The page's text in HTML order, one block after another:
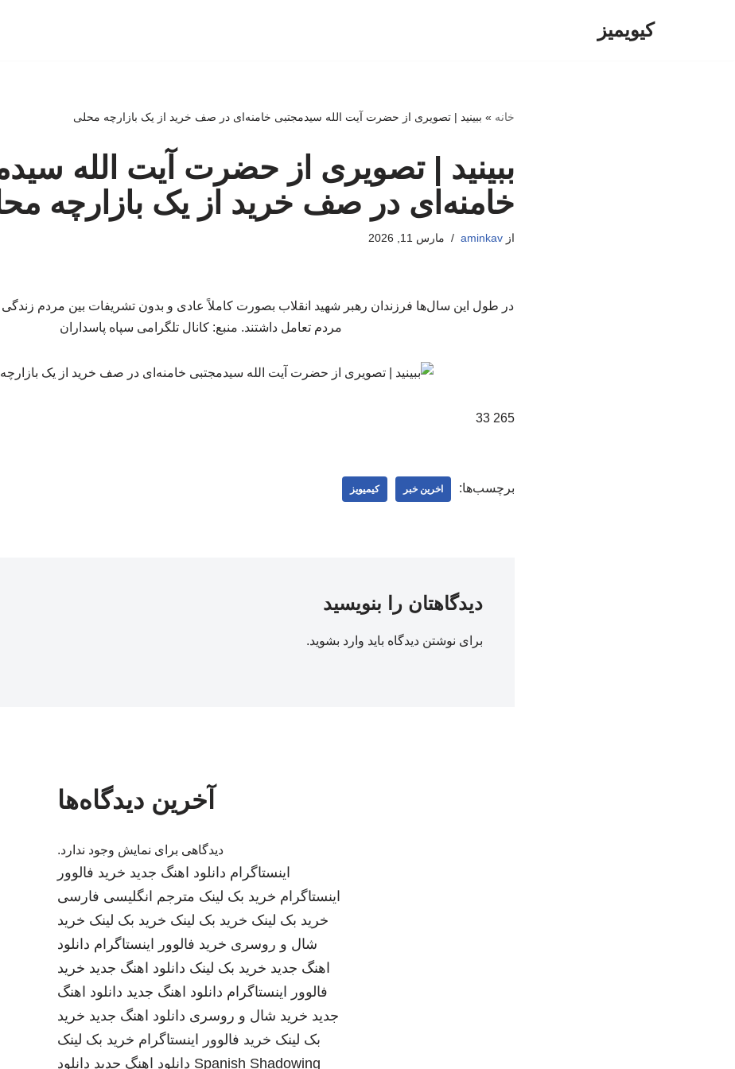
کیویمیز
خانه » ​​ببینید | تصویری از حضرت آیت الله سیدمجتبی خامنه‌ای در صف خرید از یک بازارچه محلی
​​ببینید | تصویری از حضرت آیت الله
خامنه‌ای در صف خرید از یک بازارچه
ازaminkav مارس 11, 2026
در طول این سال‌ها فرزندان رهبر شهید انقلاب بصورت کاملاً عادی و بدون تشریفات بین مردم
مردم تعامل داشتند. منبع: کانال تلگرامی سپاه پاسداران
265 33
برچسب‌ها: اخرین خبر کیمیویز
دیدگاهتان را بنویسید
برای نوشتن دیدگاه باید وارد بشوید.
آخرین دیدگاه‌ها
دیدگاهی برای نمایش وجود ندارد.
اینستاگرام دانلود اهنگ جدید خرید فالوور
اینستاگرام خرید بک لینک مترجم انگلیسی فارسی
خرید بک لینک خرید بک لینک خرید بک لینک خرید
شال و روسری خرید فالوور اینستاگرام دانلود
اهنگ جدید خرید بک لینک دانلود اهنگ جدید خرید
فالوور اینستاگرام دانلود اهنگ جدید دانلود اهنگ
جدید خرید شال و روسری دانلود اهنگ جدید خرید
بک لینک خرید فالوور اینستاگرام خرید بک لینک
Spanish Shadowing دانلود اهنگ جدید دانلود